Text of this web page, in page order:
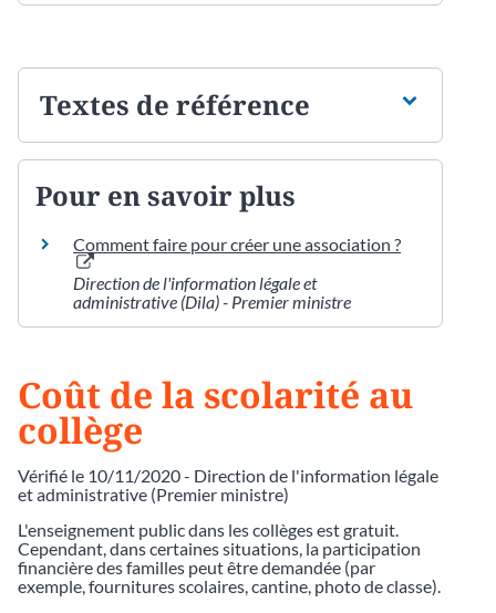
Textes de référence
Pour en savoir plus
Comment faire pour créer une association ?
Direction de l'information légale et
administrative (Dila) - Premier ministre
Coût de la scolarité au
collège
Vérifié le 10/11/2020 - Direction de l'information légale
et administrative (Premier ministre)
L'enseignement public dans les collèges est gratuit.
Cependant, dans certaines situations, la participation
financière des familles peut être demandée (par
exemple, fournitures scolaires, cantine, photo de classe).